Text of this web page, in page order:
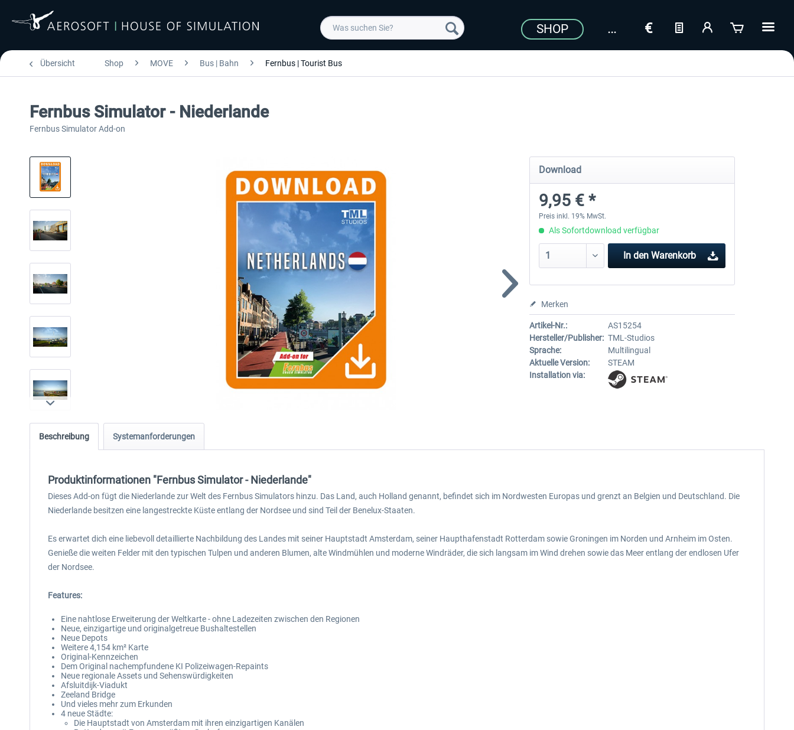
SHOP
Übersicht Shop MOVE Bus | Bahn Fernbus | Tourist Bus
Fernbus Simulator - Niederlande
Fernbus Simulator Add-on
Download
9,95 € *
Preis inkl. 19% MwSt.
Als Sofortdownload verfügbar
In den Warenkorb
Merken
Artikel-Nr.:
AS15254
Hersteller/Publisher: TML-Studios
Sprache:
Multilingual
Aktuelle Version:
STEAM
Installation via:
Beschreibung Systemanforderungen
Produktinformationen "Fernbus Simulator - Niederlande"
Dieses Add-on fügt die Niederlande zur Welt des Fernbus Simulators hinzu. Das Land, auch Holland genannt, befindet sich im Nordwesten Europas und grenzt an Belgien und Deutschland. Die
Niederlande besitzen eine langestreckte Küste entlang der Nordsee und sind Teil der Benelux-Staaten.
Es erwartet dich eine liebevoll detaillierte Nachbildung des Landes mit seiner Hauptstadt Amsterdam, seiner Haupthafenstadt Rotterdam sowie Groningen im Norden und Arnheim im Osten.
Genieße die weiten Felder mit den typischen Tulpen und anderen Blumen, alte Windmühlen und moderne Windräder, die sich langsam im Wind drehen sowie das Meer entlang der endlosen Ufer
der Nordsee.
Features:
Eine nahtlose Erweiterung der Weltkarte - ohne Ladezeiten zwischen den Regionen
Neue, einzigartige und originalgetreue Bushaltestellen
Neue Depots
Weitere 4,154 km² Karte
Original-Kennzeichen
Dem Original nachempfundene KI Polizeiwagen-Repaints
Neue regionale Assets und Sehenswürdigkeiten
Afsluitdijk-Viadukt
Zeeland Bridge
Und vieles mehr zum Erkunden
4 neue Städte:
Die Hauptstadt von Amsterdam mit ihren einzigartigen Kanälen